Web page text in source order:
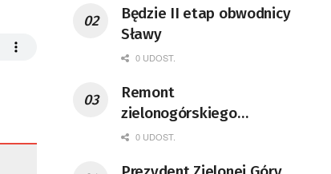
Będzie II etap obwodnicy
Sławy
0 UDOST.
Remont
zielonogórskiego
deptaka zgodnie z
0 UDOST.